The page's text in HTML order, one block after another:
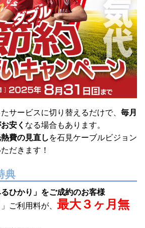
サービスに切り替えるだけで、 毎月
安く なる場合もあります。
費の見直し を石見ケーブルビジョン
だきます！
典
るひかり」をご成約のお客様
ご利用料が、 最大３ヶ月無